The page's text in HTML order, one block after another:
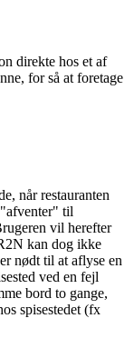
direkte hos et af
for så at foretage
når restauranten
til
vil herefter
kan dog ikke
nødt til at aflyse en
ved en fejl
bord to gange,
spisestedet (fx